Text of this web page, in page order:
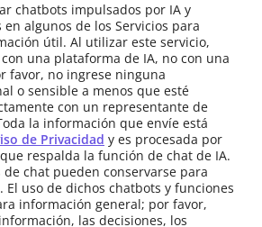
chatbots impulsados por IA y
algunos de los Servicios para
útil. Al utilizar este servicio,
una plataforma de IA, no con una
favor, no ingrese ninguna
o sensible a menos que esté
con un representante de
la información que envíe está
de Privacidad y es procesada por
respalda la función de chat de IA.
chat pueden conservarse para
uso de dichos chatbots y funciones
información general; por favor,
las decisiones, los